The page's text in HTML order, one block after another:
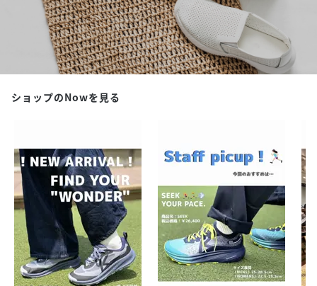
ショップのNowを見る